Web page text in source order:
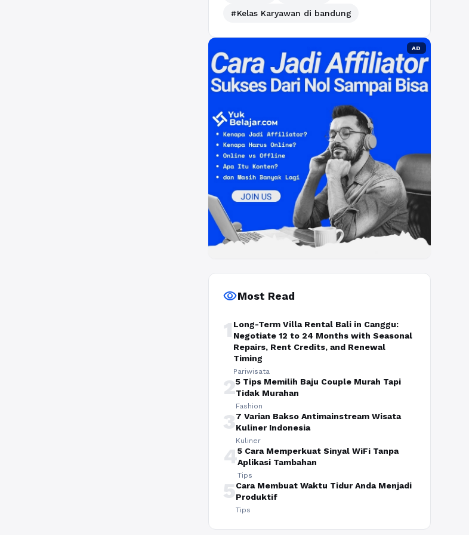
#Kelas Karyawan di bandung
AD
visibilityMost Read
1 Long-Term Villa Rental Bali in Canggu:
Negotiate 12 to 24 Months with Seasonal
Repairs, Rent Credits, and Renewal
Timing
Pariwisata
25 Tips Memilih Baju Couple Murah Tapi
Tidak Murahan
Fashion
37 Varian Bakso Antimainstream Wisata
Kuliner Indonesia
Kuliner
45 Cara Memperkuat Sinyal WiFi Tanpa
Aplikasi Tambahan
Tips
5Cara Membuat Waktu Tidur Anda Menjadi
Produktif
Tips